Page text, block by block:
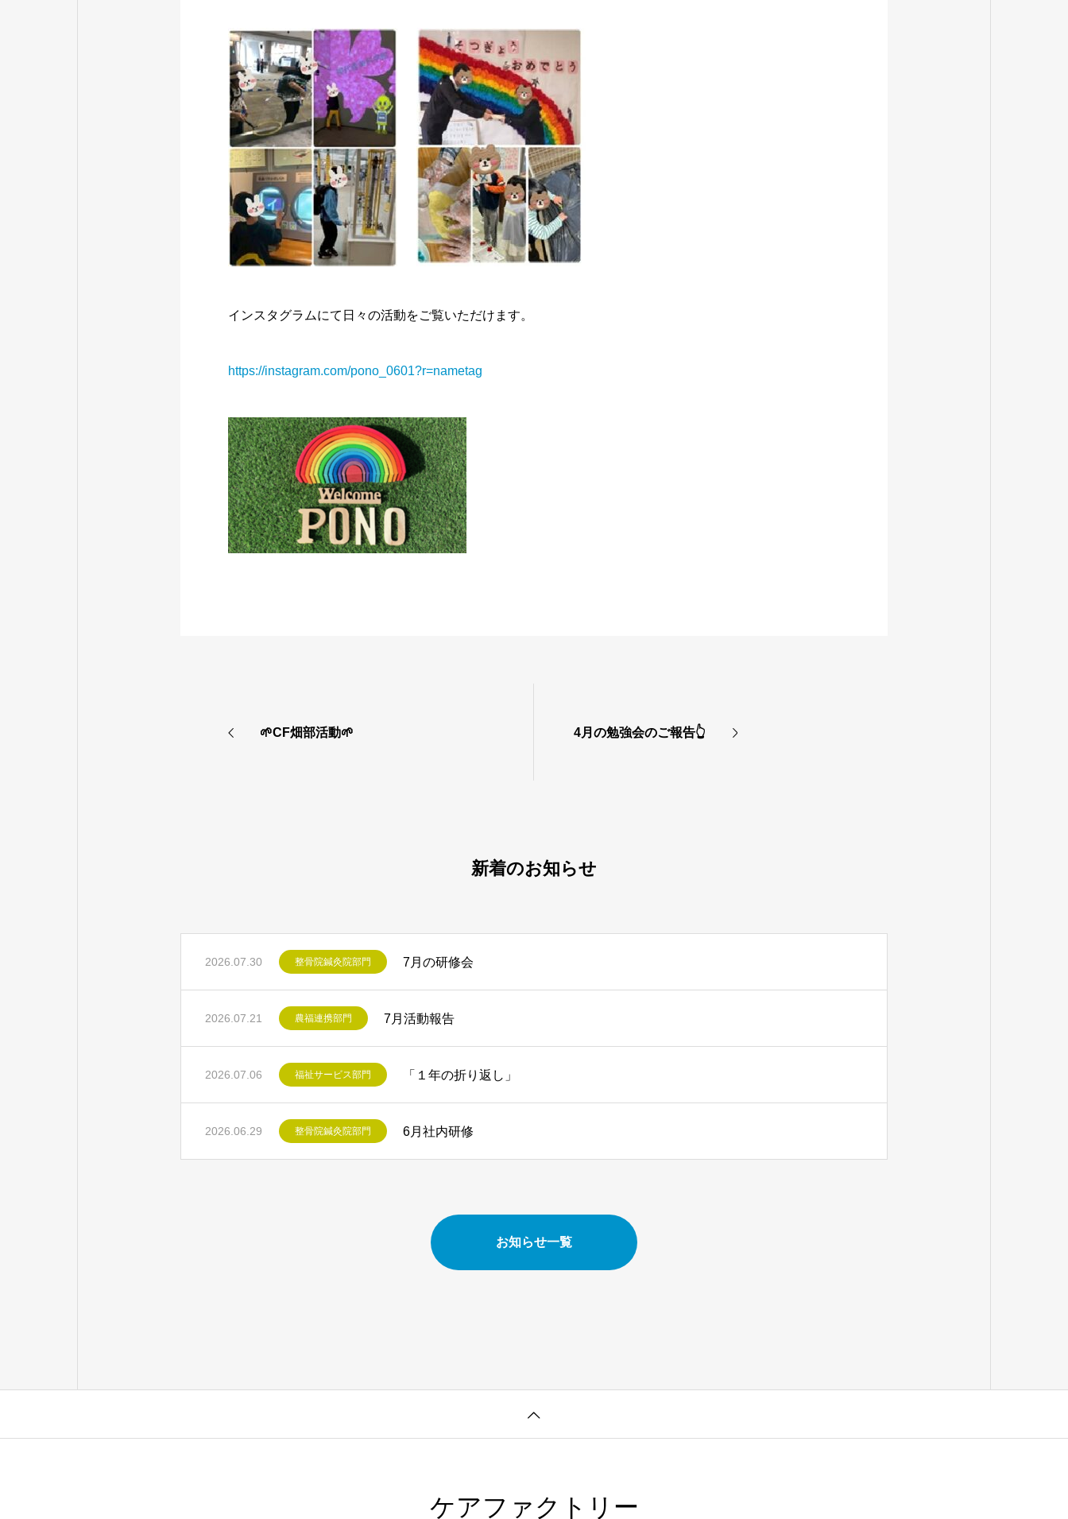
インスタグラムにて日々の活動をご覧いただけます。
https://instagram.com/pono_0601?r=nametag
🌱CF畑部活動🌱 4月の勉強会のご報告👆
新着のお知らせ
2026.07.30 整骨院鍼灸院部門 7月の研修会
2026.07.21 農福連携部門 7月活動報告
2026.07.06 福祉サービス部門 「１年の折り返し」
2026.06.29 整骨院鍼灸院部門 6月社内研修
お知らせ一覧
ケアファクトリー